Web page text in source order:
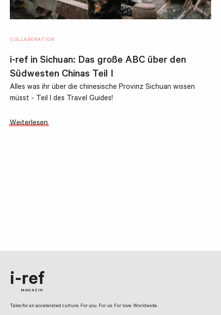
COLLABORATION
i-ref in Sichuan: Das große ABC über den
Südwesten Chinas Teil I
Alles was ihr über die chinesische Provinz Sichuan wissen
müsst - Teil I des Travel Guides!
Weiterlesen
i-ref
MAGAZIN
Tales for an accelerated culture. For you. For us. For love. Worldwide.